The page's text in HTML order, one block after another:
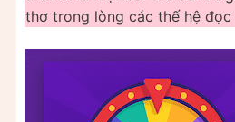
thơ trong lòng các thế hệ đọc